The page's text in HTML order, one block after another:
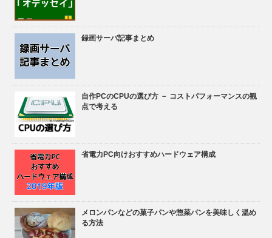
録画サーバ記事まとめ
自作PCのCPUの選び方 － コストパフォーマンスの観
点で考える
省電力PC向けおすすめハードウェア構成
メロンパンなどの菓子パンや惣菜パンを美味しく温め
る方法